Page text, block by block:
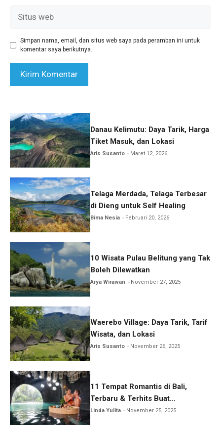
Simpan nama, email, dan situs web saya pada peramban ini untuk
komentar saya berikutnya.
Danau Kelimutu: Daya Tarik, Harga
Tiket Masuk, dan Lokasi
Aris Susanto Maret 12, 2026
Telaga Merdada, Telaga Terbesar
di Dieng untuk Self Healing
Bima Nesia Februari 20, 2026
10 Wisata Pulau Belitung yang Tak
Boleh Dilewatkan
Arya Wirawan November 27, 2025
Waerebo Village: Daya Tarik, Tarif
Wisata, dan Lokasi
Aris Susanto November 26, 2025
11 Tempat Romantis di Bali,
Terbaru & Terhits Buat
Honeymoon
Linda Yulita November 25, 2025